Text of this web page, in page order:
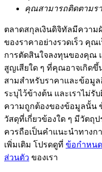
ได้รับ
คุณสามารถติดตามรา
ตลาดสกุลเงินดิจิทัลมีความ
ของราคาอย่างรวดเร็ว คุณ
การตัดสินใจลงทุนของคุณ
สูญเสียใด ๆ ที่คุณอาจเกิด
สามสำหรับราคาและข้อมูล
ระบุไว้ข้างต้น และเราไม่
ความถูกต้องของข้อมูลนั้น
วัสดุที่เกี่ยวข้องใด ๆ มีวัตถุ
ควรถือเป็นคำแนะนำทางก
เพิ่มเติม โปรดดูที่ ข้อกำหน
ส่วนตัว ของเรา